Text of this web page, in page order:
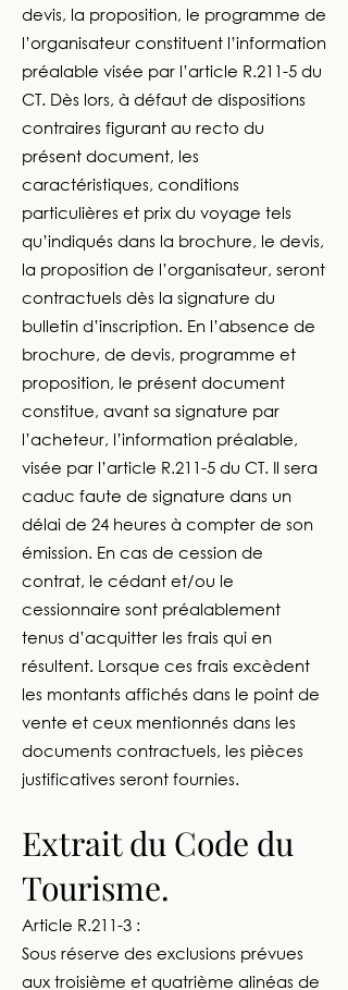
devis, la proposition, le programme de
l’organisateur constituent l’information
préalable visée par l’article R.211-5 du
CT. Dès lors, à défaut de dispositions
contraires figurant au recto du
présent document, les
caractéristiques, conditions
particulières et prix du voyage tels
qu’indiqués dans la brochure, le devis,
la proposition de l’organisateur, seront
contractuels dès la signature du
bulletin d’inscription. En l’absence de
brochure, de devis, programme et
proposition, le présent document
constitue, avant sa signature par
l’acheteur, l’information préalable,
visée par l’article R.211-5 du CT. Il sera
caduc faute de signature dans un
délai de 24 heures à compter de son
émission. En cas de cession de
contrat, le cédant et/ou le
cessionnaire sont préalablement
tenus d’acquitter les frais qui en
résultent. Lorsque ces frais excèdent
les montants affichés dans le point de
vente et ceux mentionnés dans les
documents contractuels, les pièces
justificatives seront fournies.
Extrait du Code du
Tourisme.
Article R.211-3 :
Sous réserve des exclusions prévues
aux troisième et quatrième alinéas de